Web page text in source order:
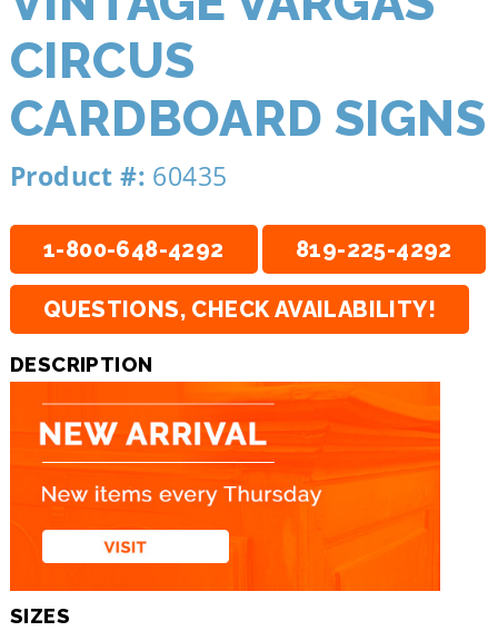
CIRCUS
CARDBOARD SIGNS
Product #: 60435
1-800-648-4292 819-225-4292
QUESTIONS, CHECK AVAILABILITY!
DESCRIPTION
SIZES